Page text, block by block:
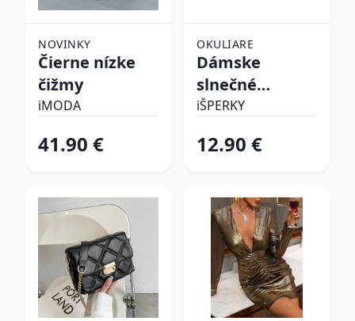
NOVINKY
Čierne nízke
čižmy
iMODA
41.90 €
OKULIARE
Dámske
slnečné
okuliare
iŠPERKY
12.90 €